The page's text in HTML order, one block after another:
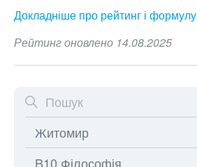
Докладніше про рейтинг і формулу
Рейтинг оновлено 14.08.2025